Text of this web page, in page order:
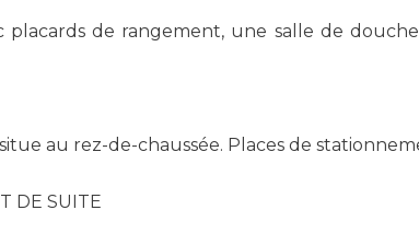
placards de rangement, une salle de
au rez-de-chaussée. Places de
DE SUITE